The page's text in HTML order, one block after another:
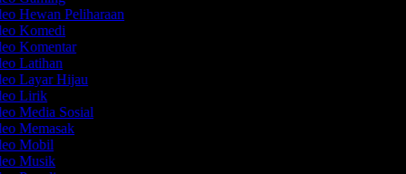
Hewan Peliharaan
Komedi
Komentar
Latihan
Layar Hijau
Lirik
Media Sosial
Memasak
Mobil
Musik